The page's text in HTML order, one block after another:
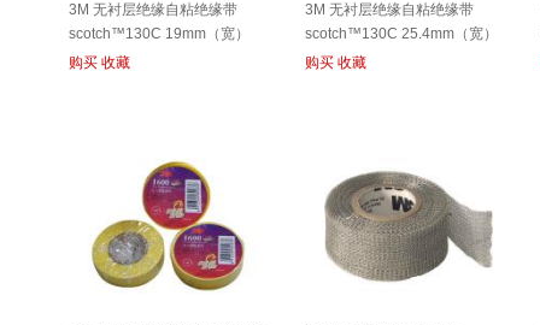
3M 无衬层绝缘自粘绝缘带
scotch™130C 19mm（宽）
购买 收藏
3M 无衬层绝缘自粘绝缘带
scotch™130C 25.4mm（宽）
购买 收藏